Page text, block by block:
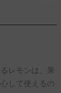
レモンは、果
して使えるの